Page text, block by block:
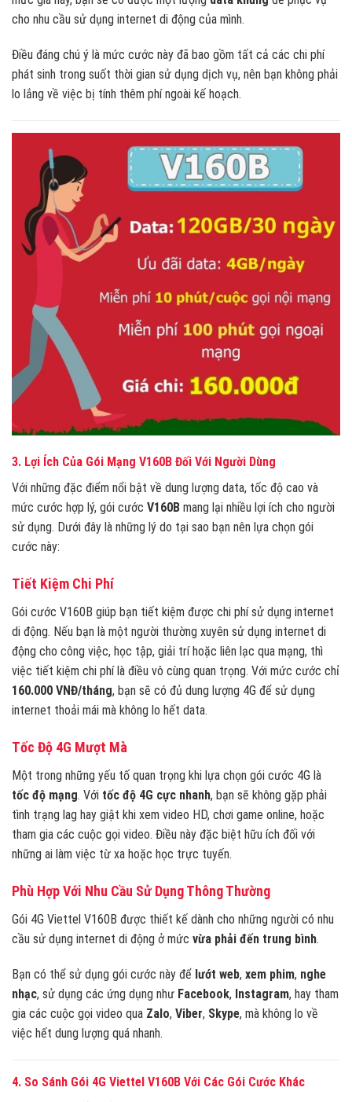
cho nhu cầu sử dụng internet di động của mình.
Điều đáng chú ý là mức cước này đã bao gồm tất cả các chi phí
phát sinh trong suốt thời gian sử dụng dịch vụ, nên bạn không phải
lo lắng về việc bị tính thêm phí ngoài kế hoạch.
3. Lợi Ích Của Gói Mạng V160B Đối Với Người Dùng
Với những đặc điểm nổi bật về dung lượng data, tốc độ cao và
mức cước hợp lý, gói cước V160B mang lại nhiều lợi ích cho người
sử dụng. Dưới đây là những lý do tại sao bạn nên lựa chọn gói
cước này:
Tiết Kiệm Chi Phí
Gói cước V160B giúp bạn tiết kiệm được chi phí sử dụng internet
di động. Nếu bạn là một người thường xuyên sử dụng internet di
động cho công việc, học tập, giải trí hoặc liên lạc qua mạng, thì
việc tiết kiệm chi phí là điều vô cùng quan trọng. Với mức cước chỉ
160.000 VNĐ/tháng, bạn sẽ có đủ dung lượng 4G để sử dụng
internet thoải mái mà không lo hết data.
Tốc Độ 4G Mượt Mà
Một trong những yếu tố quan trọng khi lựa chọn gói cước 4G là
tốc độ mạng. Với tốc độ 4G cực nhanh, bạn sẽ không gặp phải
tình trạng lag hay giật khi xem video HD, chơi game online, hoặc
tham gia các cuộc gọi video. Điều này đặc biệt hữu ích đối với
những ai làm việc từ xa hoặc học trực tuyến.
Phù Hợp Với Nhu Cầu Sử Dụng Thông Thường
Gói 4G Viettel V160B được thiết kế dành cho những người có nhu
cầu sử dụng internet di động ở mức vừa phải đến trung bình.
Bạn có thể sử dụng gói cước này để lướt web, xem phim, nghe
nhạc, sử dụng các ứng dụng như Facebook, Instagram, hay tham
gia các cuộc gọi video qua Zalo, Viber, Skype, mà không lo về
việc hết dung lượng quá nhanh.
4. So Sánh Gói 4G Viettel V160B Với Các Gói Cước Khác